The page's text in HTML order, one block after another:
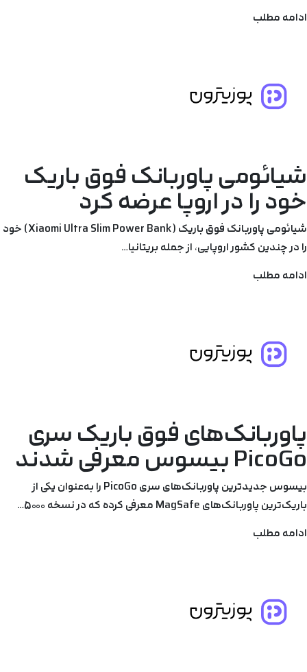
ادامه مطلب
شیائومی پاوربانک فوق باریک
خود را در اروپا عرضه کرد
شیائومی پاوربانک فوق باریک (Xiaomi Ultra Slim Power Bank) خود
را در چندین کشور اروپایی، از جمله بریتانیا…
ادامه مطلب
پاوربانک‌های فوق باریک سری
PicoGo بیسوس معرفی شدند
بیسوس جدیدترین پاوربانک‌های سری PicoGo را به‌عنوان یکی از
باریک‌ترین پاوربانک‌های MagSafe معرفی کرده که در نسخه 5000…
ادامه مطلب